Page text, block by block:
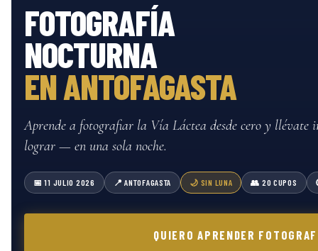
FOTOGRAFÍA
NOCTURNA
EN ANTOFAGASTA
Aprende a fotografiar la Vía Láctea desde cero y llévate
lograr — en una sola noche.
📅 11 JULIO 2026 📍 ANTOFAGASTA 🌙 SIN LUNA 👥 20 CUPOS
QUIERO APRENDER